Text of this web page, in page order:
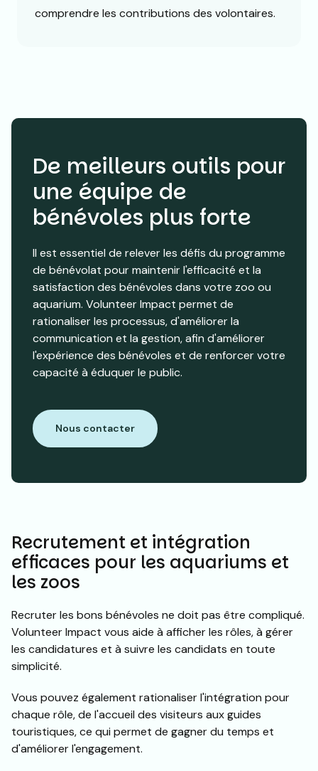
comprendre les contributions des volontaires.
De meilleurs outils pour
une équipe de
bénévoles plus forte
Il est essentiel de relever les défis du programme
de bénévolat pour maintenir l'efficacité et la
satisfaction des bénévoles dans votre zoo ou
aquarium. Volunteer Impact permet de
rationaliser les processus, d'améliorer la
communication et la gestion, afin d'améliorer
l'expérience des bénévoles et de renforcer votre
capacité à éduquer le public.
Nous contacter
Recrutement et intégration
efficaces pour les aquariums et
les zoos
Recruter les bons bénévoles ne doit pas être compliqué.
Volunteer Impact vous aide à afficher les rôles, à gérer
les candidatures et à suivre les candidats en toute
simplicité.
Vous pouvez également rationaliser l'intégration pour
chaque rôle, de l'accueil des visiteurs aux guides
touristiques, ce qui permet de gagner du temps et
d'améliorer l'engagement.